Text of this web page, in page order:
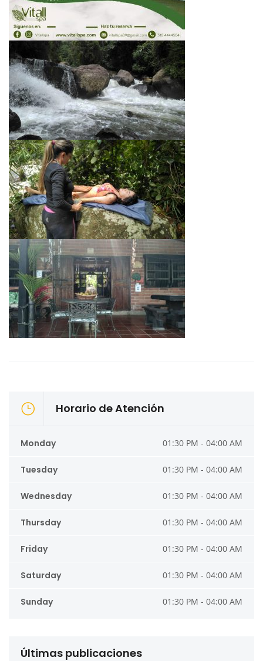
Horario de Atención
Monday 01:30 PM - 04:00 AM
Tuesday 01:30 PM - 04:00 AM
Wednesday 01:30 PM - 04:00 AM
Thursday 01:30 PM - 04:00 AM
Friday 01:30 PM - 04:00 AM
Saturday 01:30 PM - 04:00 AM
Sunday 01:30 PM - 04:00 AM
Últimas publicaciones